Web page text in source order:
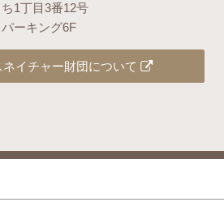
1丁目3番12号
ーキング6F
イチャー財団について